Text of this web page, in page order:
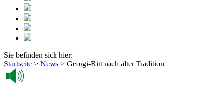
Sie befinden sich hier:
Startseite > News > Georgi-Ritt nach alter Tradition